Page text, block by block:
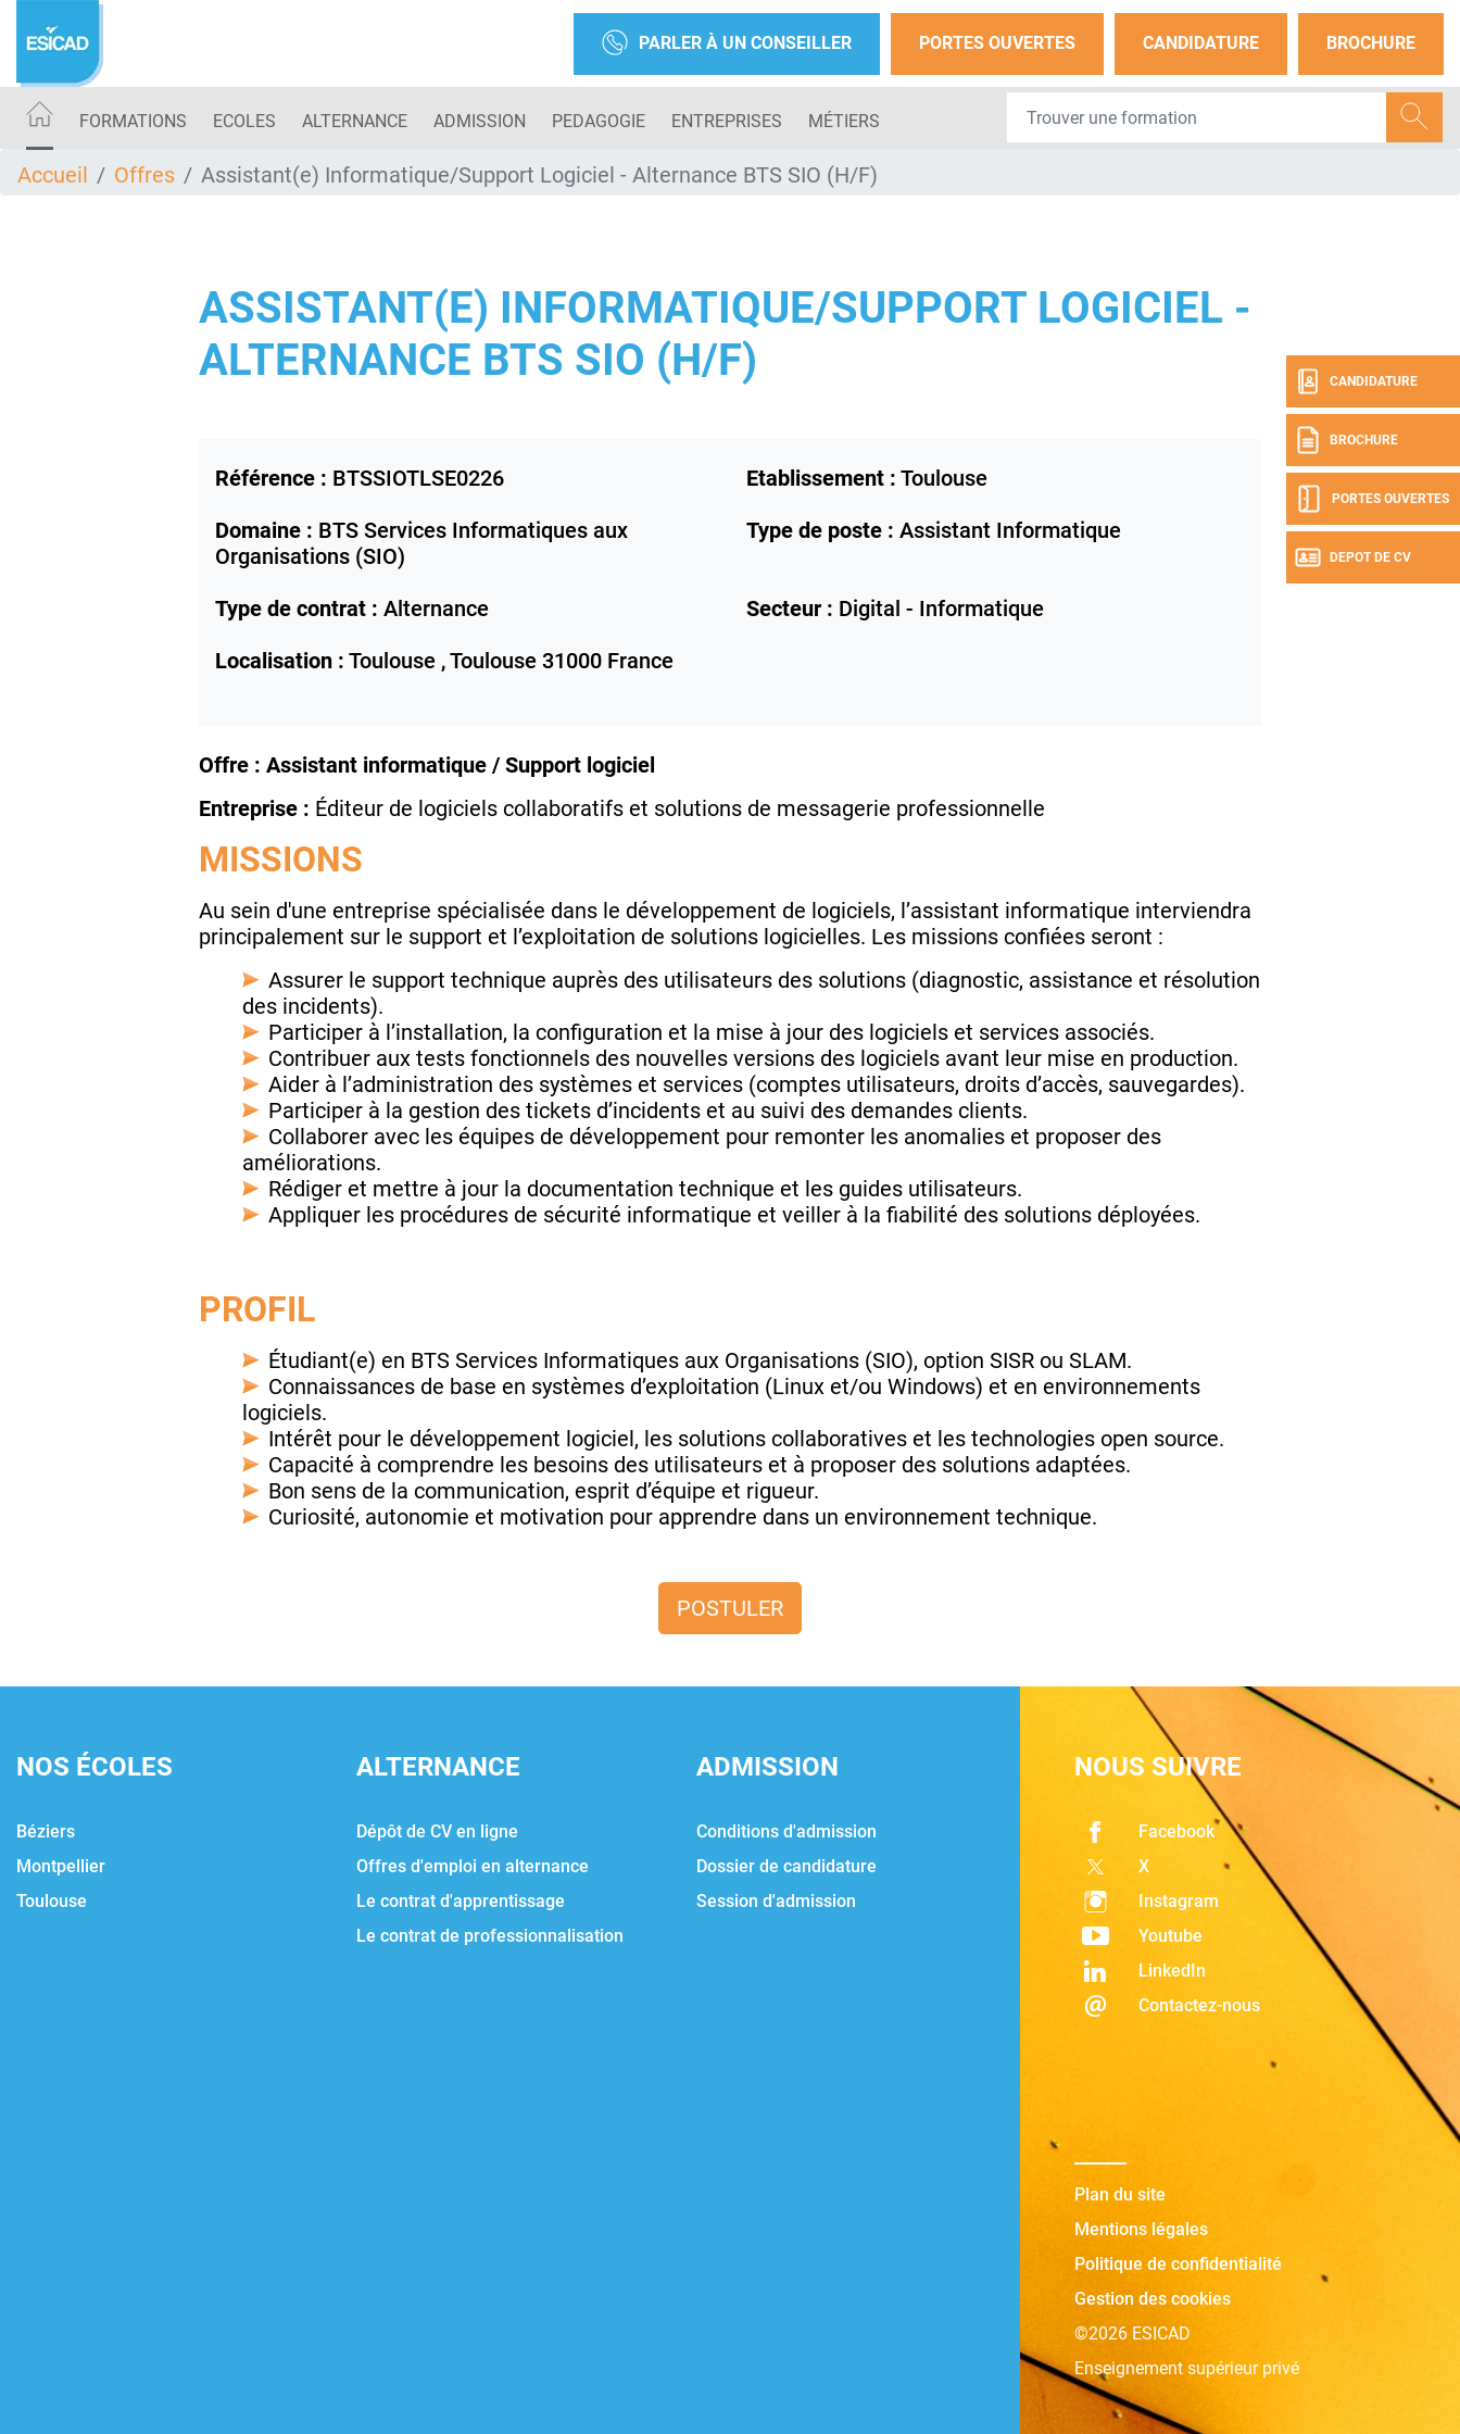
contenu
PARLER À UN CONSEILLER PORTES OUVERTES CANDIDATURE BROCHURE
FORMATIONS ECOLES ALTERNANCE ADMISSION PEDAGOGIE ENTREPRISES MÉTIERS
CANDIDATURE
BROCHURE
PORTES OUVERTES
DEPOT DE CV
Accueil Offres Assistant(e) Informatique/Support Logiciel - Alternance BTS SIO (H/F)
ASSISTANT(E) INFORMATIQUE/SUPPORT LOGICIEL -
ALTERNANCE BTS SIO (H/F)
Référence : BTSSIOTLSE0226 Etablissement : Toulouse
Domaine : BTS Services Informatiques aux
Organisations (SIO)
Type de poste : Assistant Informatique
Type de contrat : Alternance Secteur : Digital - Informatique
Localisation : Toulouse ,Toulouse 31000 France
Offre : Assistant informatique / Support logiciel
Entreprise : Éditeur de logiciels collaboratifs et solutions de messagerie professionnelle
MISSIONS
Au sein d'une entreprise spécialisée dans le développement de logiciels, l’assistant informatique interviendra
principalement sur le support et l’exploitation de solutions logicielles. Les missions confiées seront :
Assurer le support technique auprès des utilisateurs des solutions (diagnostic, assistance et résolution
des incidents).
Participer à l’installation, la configuration et la mise à jour des logiciels et services associés.
Contribuer aux tests fonctionnels des nouvelles versions des logiciels avant leur mise en production.
Aider à l’administration des systèmes et services (comptes utilisateurs, droits d’accès, sauvegardes).
Participer à la gestion des tickets d’incidents et au suivi des demandes clients.
Collaborer avec les équipes de développement pour remonter les anomalies et proposer des
améliorations.
Rédiger et mettre à jour la documentation technique et les guides utilisateurs.
Appliquer les procédures de sécurité informatique et veiller à la fiabilité des solutions déployées.
PROFIL
Étudiant(e) en BTS Services Informatiques aux Organisations (SIO), option SISR ou SLAM.
Connaissances de base en systèmes d’exploitation (Linux et/ou Windows) et en environnements
logiciels.
Intérêt pour le développement logiciel, les solutions collaboratives et les technologies open source.
Capacité à comprendre les besoins des utilisateurs et à proposer des solutions adaptées.
Bon sens de la communication, esprit d’équipe et rigueur.
Curiosité, autonomie et motivation pour apprendre dans un environnement technique.
POSTULER
NOS ÉCOLES
Béziers
Montpellier
Toulouse
ALTERNANCE
Dépôt de CV en ligne
Offres d'emploi en alternance
Le contrat d'apprentissage
Le contrat de professionnalisation
ADMISSION
Conditions d'admission
Dossier de candidature
Session d'admission
NOUS SUIVRE
Facebook
X
Instagram
Youtube
LinkedIn
Contactez-nous
Plan du site
Mentions légales
Politique de confidentialité
Gestion des cookies
©2026 ESICAD
Enseignement supérieur privé